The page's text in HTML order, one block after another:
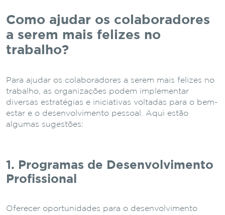
Como ajudar os colaboradores
a serem mais felizes no
trabalho?
Para ajudar os colaboradores a serem mais felizes no
trabalho, as organizações podem implementar
diversas estratégias e iniciativas voltadas para o bem-
estar e o desenvolvimento pessoal. Aqui estão
algumas sugestões:
1. Programas de Desenvolvimento
Profissional
Oferecer oportunidades para o desenvolvimento